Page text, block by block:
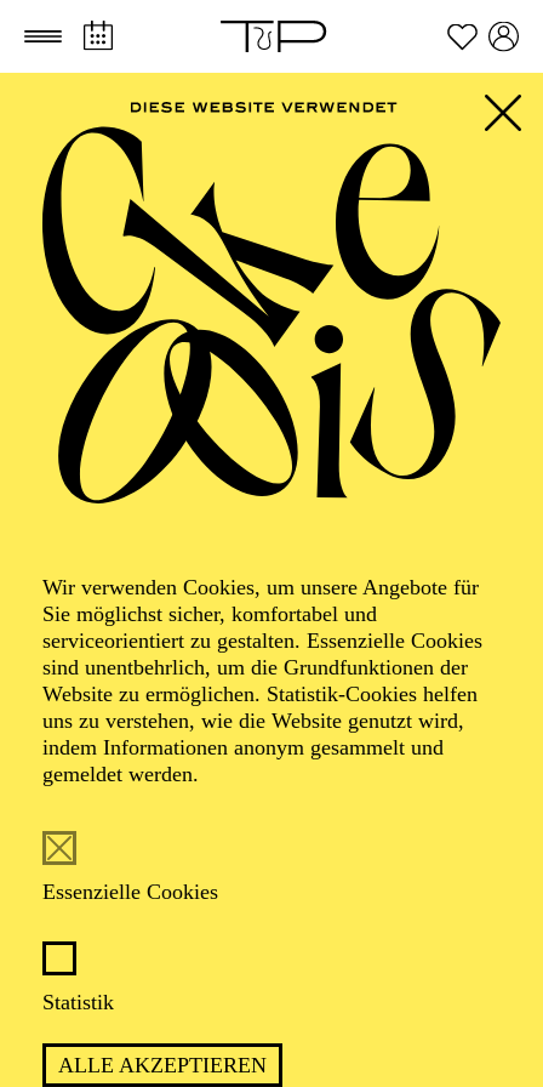
Zum Hauptinhalt springen Zum Footer springen
Wir verwenden Cookies, um unsere Angebote für
Sie möglichst sicher, komfortabel und
serviceorientiert zu gestalten. Essenzielle Cookies
sind unentbehrlich, um die Grundfunktionen der
Website zu ermöglichen. Statistik-Cookies helfen
uns zu verstehen, wie die Website genutzt wird,
indem Informationen anonym gesammelt und
gemeldet werden.
Essenzielle Cookies
Statistik
ALLE AKZEPTIEREN
Foto: Björn Hickmann
Michael Hufnagel
Deggendorf, begann im Alter von elf Jahren Posaune zu